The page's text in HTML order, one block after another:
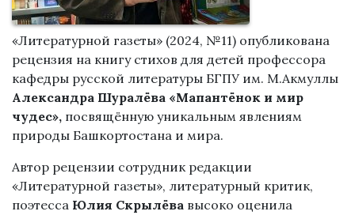
«Литературной газеты» (2024, №11) опубликована
рецензия на книгу стихов для детей профессора
кафедры русской литературы БГПУ им. М.Акмуллы
Александра Шуралёва «Мапантёнок и мир
чудес», посвящённую уникальным явлениям
природы Башкортостана и мира.
Автор рецензии сотрудник редакции
«Литературной газеты», литературный критик,
поэтесса Юлия Скрылёва высоко оценила